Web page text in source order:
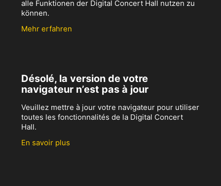
alle Funktionen der Digital Concert Hall nutzen zu
können.
Mehr erfahren
Désolé, la version de votre
navigateur n’est pas à jour
Veuillez mettre à jour votre navigateur pour utiliser
toutes les fonctionnalités de la Digital Concert
Hall.
En savoir plus